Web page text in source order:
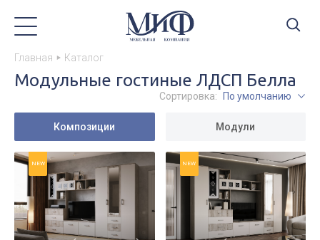
Главная Каталог
Модульные гостиные ЛДСП Белла
Сортировка: По умолчанию
Композиции Модули
NEW NEW